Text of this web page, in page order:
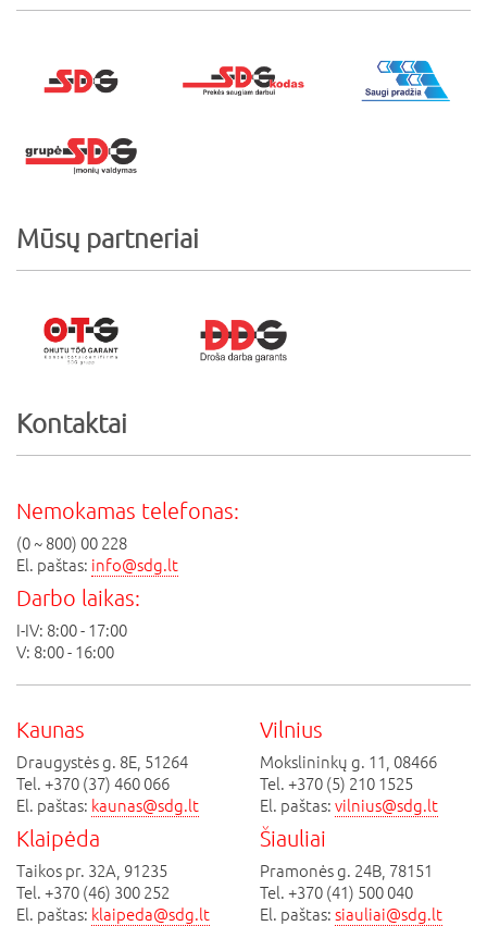
Mūsų partneriai
Kontaktai
Nemokamas telefonas:
(0 ~ 800) 00 228
El. paštas: info@sdg.lt
Darbo laikas:
I-IV: 8:00 - 17:00
V: 8:00 - 16:00
Kaunas
Draugystės g. 8E, 51264
Tel. +370 (37) 460 066
El. paštas: kaunas@sdg.lt
Vilnius
Mokslininkų g. 11, 08466
Tel. +370 (5) 210 1525
El. paštas:vilnius@sdg.lt
Klaipėda
Taikos pr. 32A, 91235
Tel. +370 (46) 300 252
El. paštas: klaipeda@sdg.lt
Šiauliai
Pramonės g. 24B, 78151
Tel. +370 (41) 500 040
El. paštas:siauliai@sdg.lt